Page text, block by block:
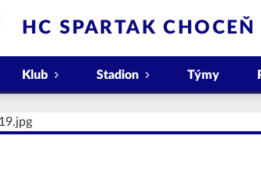
HC SPARTAK CHOCEŇ
Klub Stadion Týmy